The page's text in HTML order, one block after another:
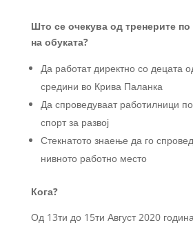
Што се очекува од тренерите
на обуката?
Да работат директно со децата
средини во Крива Паланка
Да спроведуваат работилници
спорт за развој
Стекнатото знаење да го
нивното работно место
Кога?
Од 13ти до 15ти Август 2020